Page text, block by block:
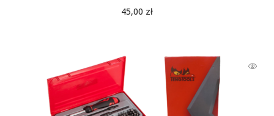
45,00 zł